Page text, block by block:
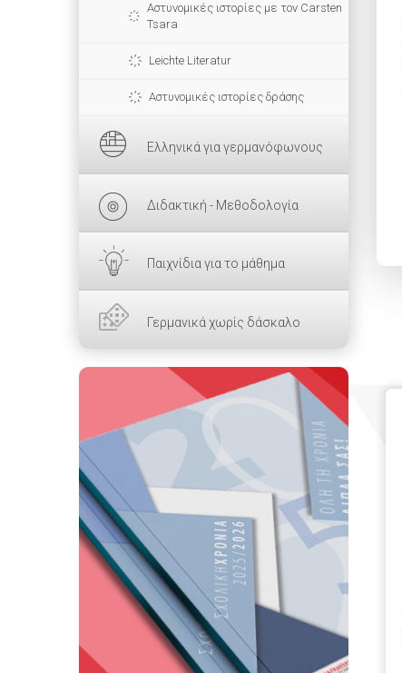
Αστυνομικές ιστορίες με τον Carsten
Tsara
Leichte Literatur
Αστυνομικές ιστορίες δράσης
Ελληνικά για γερμανόφωνους
Διδακτική - Μεθοδολογία
Παιχνίδια για το μάθημα
Γερμανικά χωρίς δάσκαλο